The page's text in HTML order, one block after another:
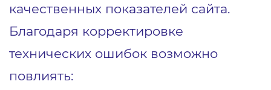
качественных показателей сайта.
Благодаря корректировке
технических ошибок возможно
повлиять: